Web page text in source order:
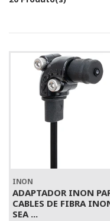
INON
ADAPTADOR INON
CABLES DE FIBRA
SEA ...